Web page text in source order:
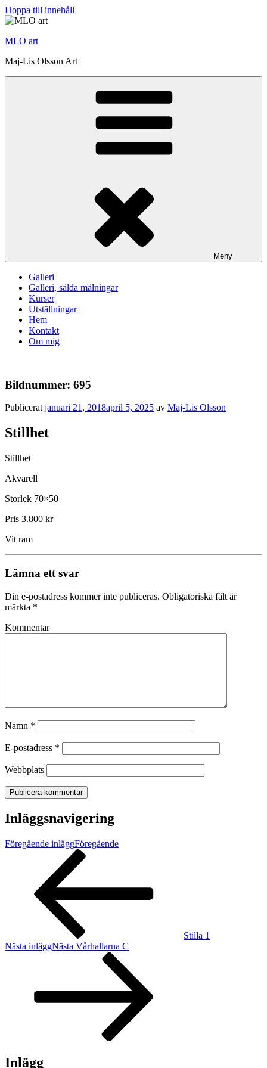
Hoppa till innehåll
MLO art
Maj-Lis Olsson Art
Meny
Galleri
Galleri, sålda målningar
Kurser
Utställningar
Hem
Kontakt
Om mig
Bildnummer: 695
Publicerat januari 21, 2018april 5, 2025 av Maj-Lis Olsson
Stillhet
Stillhet
Akvarell
Storlek 70×50
Pris 3.800 kr
Vit ram
Lämna ett svar
Din e-postadress kommer inte publiceras. Obligatoriska fält är
märkta *
Kommentar
Namn *
E-postadress *
Webbplats
Inläggsnavigering
Föregående inläggFöregående
Stilla 1
Nästa inläggNästa Vårhallarna C
Inlägg